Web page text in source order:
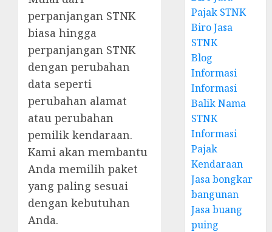
perpanjangan STNK
biasa hingga
perpanjangan STNK
dengan perubahan
data seperti
perubahan alamat
atau perubahan
pemilik kendaraan.
Kami akan membantu
Anda memilih paket
yang paling sesuai
dengan kebutuhan
Anda.
Pajak STNK
Biro Jasa
STNK
Blog
Informasi
Informasi
Balik Nama
STNK
Informasi
Pajak
Kendaraan
Jasa bongkar
bangunan
Jasa buang
puing